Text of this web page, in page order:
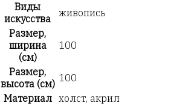
Виды
искусства
живопись
Размер,
ширина
(см)
100
Размер,
высота (см) 100
Материал холст, акрил